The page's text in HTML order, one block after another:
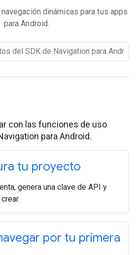
dinámicas para tus apps
para Android.
con las funciones de uso
para Android.
tu proyecto
genera una clave de API y
por tu primera